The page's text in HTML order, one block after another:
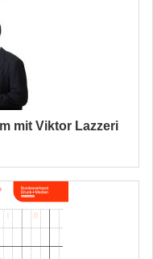
mit Viktor Lazzeri